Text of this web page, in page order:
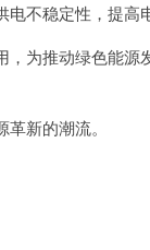
不稳定性，提高电
为推动绿色能源
新的潮流。